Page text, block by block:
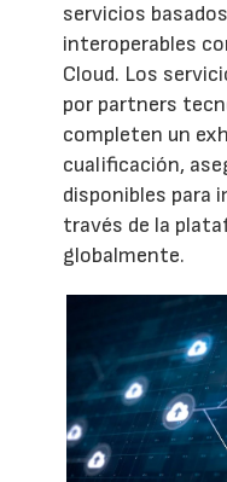
servicios
interoperables
Cloud. Los
por partners
completen un
cualificación,
disponibles para
través de la
globalmente.